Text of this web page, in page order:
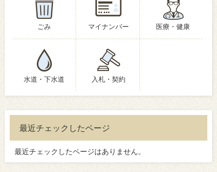
ごみ マイナンバー 医療・健康
水道・下水道 入札・契約
最近チェックしたページ
最近チェックしたページはありません。